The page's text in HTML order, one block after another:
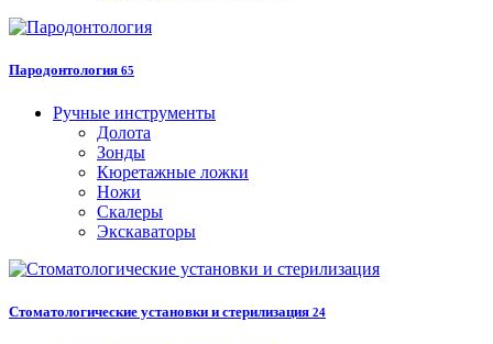
Пародонтология 65
Ручные инструменты
Долота
Зонды
Кюретажные ложки
Ножи
Скалеры
Экскаваторы
Стоматологические установки и стерилизация 24